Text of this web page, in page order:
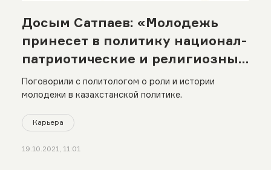
Досым Сатпаев: «Молодежь
принесет в политику национал-
патриотические и религиозные
идеи»
Поговорили с политологом о роли и истории
молодежи в казахстанской политике.
Карьера
19.10.2021, 11:01